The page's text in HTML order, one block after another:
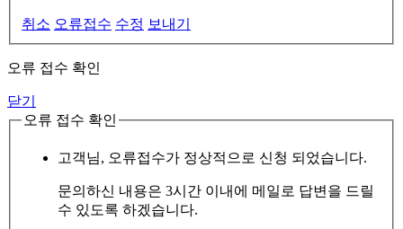
취소 오류접수 수정 보내기
오류 접수 확인
닫기
오류 접수 확인
고객님, 오류접수가 정상적으로 신청 되었습니다.
문의하신 내용은 3시간 이내에 메일로 답변을 드릴
수 있도록 하겠습니다.